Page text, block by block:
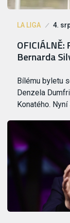
LA LIGA 4.
Bernarda
Bílému byletu
Denzela
Konatého.